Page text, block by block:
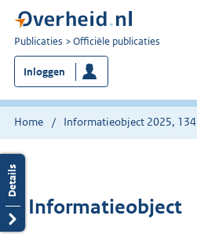
U
bent
nu
hier:
Publicaties Officiële publicaties
Inloggen
Home Informatieobject 2025, 134
Informatieobject